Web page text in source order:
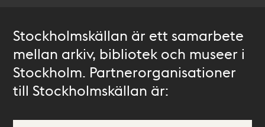
Stockholmskällan är ett samarbete
mellan arkiv, bibliotek och museer i
Stockholm. Partnerorganisationer
till Stockholmskällan är: